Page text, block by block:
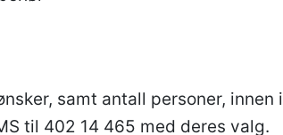
samt antall personer, innen i
til 402 14 465 med deres valg.